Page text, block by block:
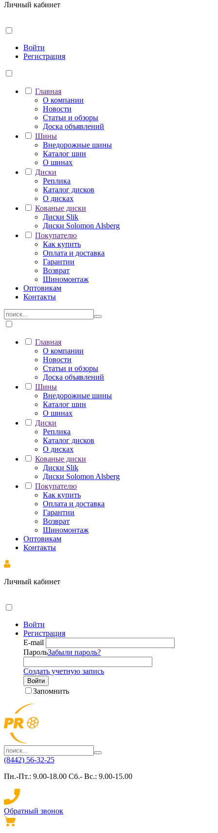
Личный кабинет
Войти
Регистрация
Главная
О компании
Новости
Статьи и обзоры
Доска объявлений
Шины
Внедорожные шины
Каталог шин
О шинах
Диски
Реплика
Каталог дисков
О дисках
Кованые диски
Диски Slik
Диски Solomon Alsberg
Покупателю
Как купить
Оплата и доставка
Гарантии
Возврат
Шиномонтаж
Оптовикам
Контакты
Главная
О компании
Новости
Статьи и обзоры
Доска объявлений
Шины
Внедорожные шины
Каталог шин
О шинах
Диски
Реплика
Каталог дисков
О дисках
Кованые диски
Диски Slik
Диски Solomon Alsberg
Покупателю
Как купить
Оплата и доставка
Гарантии
Возврат
Шиномонтаж
Оптовикам
Контакты
Личный кабинет
Войти
Регистрация
E-mail
ПарольЗабыли пароль?
Создать учетную запись
Войти
Запомнить
(8442) 56-32-25
Пн.-Пт.: 9.00-18.00 Сб.- Вс.: 9.00-15.00
Обратный звонок